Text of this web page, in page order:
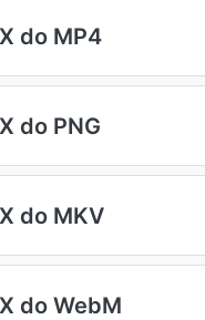
do MP4
do PNG
do MKV
do WebM